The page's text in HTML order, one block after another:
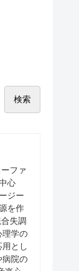
検索
ファ
心
ジー
を作
失調
理学の
とし
病院の